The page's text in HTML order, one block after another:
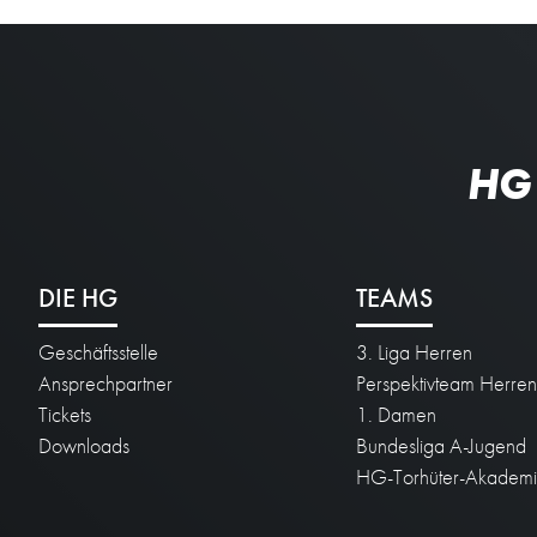
DIE HG
Geschäftsstelle
Ansprechpartner
Tickets
Downloads
TEAMS
3. Liga Herren
Perspektivteam Herren
1. Damen
Bundesliga A-Jugend
HG-Torhüter-